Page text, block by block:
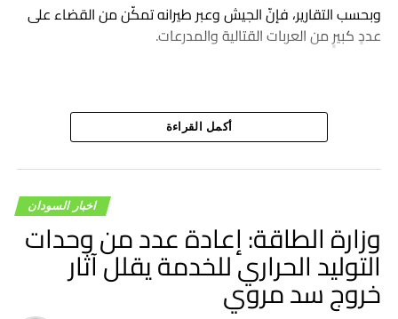
وبحسب التقارير، فإنّ الجيش وعبر طيرانه تمكّن من القضاء على
عددٍ كبيرٍ من العربات القتالية والمدرعات.
أكمل القراءة
اخبار السودان
وزارة الطاقة: إعادة عدد من وحدات
التوليد الحراري للخدمة يقلل آثار
خروج سد مروي